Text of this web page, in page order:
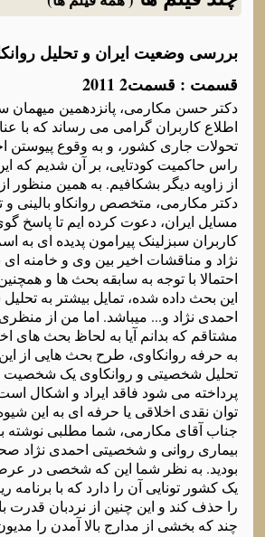
قسمت : قسمت2 2011
دکتر حسن مکارمی، پانزدهمین میهمان
اطلاع کاربران گرامی می رساند که با
تحولات جاری کشور، و به وقوع پیوستن
راس حاکمیت کودتایی، بر آن شدیم که
از زاویه دیگر بشکافیم. به همین منظور
دکتر مکارمی، متخصص روانکاو بالینی و
مسایل ایران، دعوت کرده ایم تا پاسخ
کاربران سبزلینک پیرامون پدیده ای به
احتمالا با توجه به سابقه بحث ها و
این بحث داده شده، تمایل بیشتر به
احمدی نژاد و... میباشد. اما من از
مشتاقم که بدانم آیا به لحاظ بحث های
به حرفه روانکاوی، طرح بحث هایی از
تحلیل شخصیتی و روانکاوی یک
پرداخته می شود فاقد ایراد و اشکال
توان نقدی اخلاقی یا حرفه ای به این
جناب آقای مکارمی، شما مطلبی نوشته
بیماری روانی و شخصیتی احمدی نژاد
بودید. به نظر شما این که شخصی در
یک کشور تونایی آن را دارد که با برنامه
را حذف کند و این چنین از نردبان قدرت
چند که بخشی از مدارج بالا آمدن را